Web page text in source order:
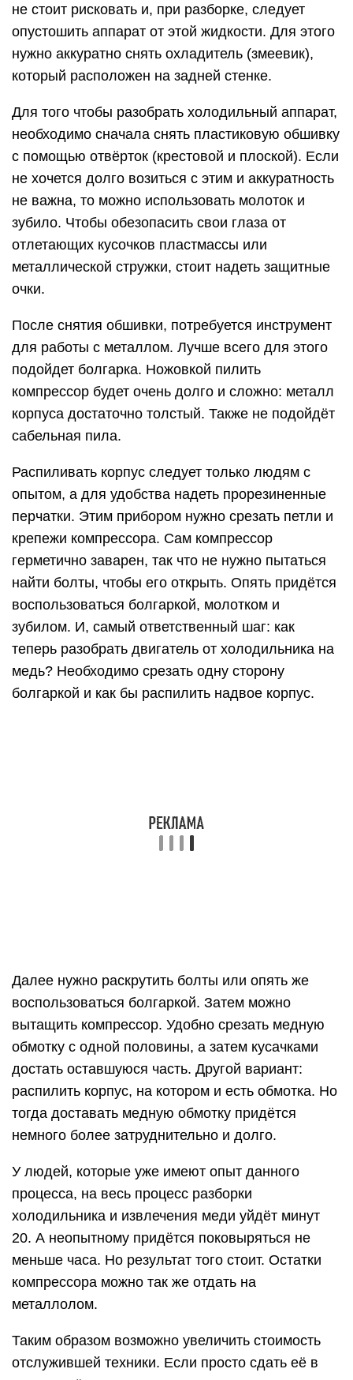
не стоит рисковать и, при разборке, следует
опустошить аппарат от этой жидкости. Для этого
нужно аккуратно снять охладитель (змеевик),
который расположен на задней стенке.
Для того чтобы разобрать холодильный аппарат,
необходимо сначала снять пластиковую обшивку
с помощью отвёрток (крестовой и плоской). Если
не хочется долго возиться с этим и аккуратность
не важна, то можно использовать молоток и
зубило. Чтобы обезопасить свои глаза от
отлетающих кусочков пластмассы или
металлической стружки, стоит надеть защитные
очки.
После снятия обшивки, потребуется инструмент
для работы с металлом. Лучше всего для этого
подойдет болгарка. Ножовкой пилить
компрессор будет очень долго и сложно: металл
корпуса достаточно толстый. Также не подойдёт
сабельная пила.
Распиливать корпус следует только людям с
опытом, а для удобства надеть прорезиненные
перчатки. Этим прибором нужно срезать петли и
крепежи компрессора. Сам компрессор
герметично заварен, так что не нужно пытаться
найти болты, чтобы его открыть. Опять придётся
воспользоваться болгаркой, молотком и
зубилом. И, самый ответственный шаг: как
теперь разобрать двигатель от холодильника на
медь? Необходимо срезать одну сторону
болгаркой и как бы распилить надвое корпус.
Далее нужно раскрутить болты или опять же
воспользоваться болгаркой. Затем можно
вытащить компрессор. Удобно срезать медную
обмотку с одной половины, а затем кусачками
достать оставшуюся часть. Другой вариант:
распилить корпус, на котором и есть обмотка. Но
тогда доставать медную обмотку придётся
немного более затруднительно и долго.
У людей, которые уже имеют опыт данного
процесса, на весь процесс разборки
холодильника и извлечения меди уйдёт минут
20. А неопытному придётся поковыряться не
меньше часа. Но результат того стоит. Остатки
компрессора можно так же отдать на
металлолом.
Таким образом возможно увеличить стоимость
отслужившей техники. Если просто сдать её в